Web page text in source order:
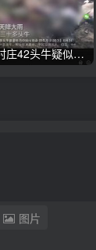
海南东方市一村庄42头牛疑似遭“雷电君”击毁
图片